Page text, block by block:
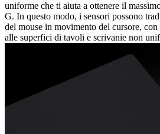
uniforme che ti aiuta a ottenere il
G. In questo modo, i sensori possono
del mouse in movimento del cursore,
alle superfici di tavoli e scrivanie non